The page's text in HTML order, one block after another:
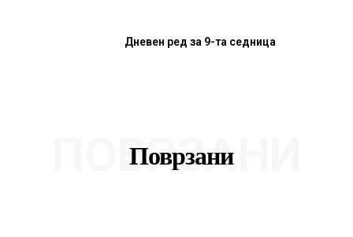
Дневен ред за 9-та седница
Поврзани
ПОВРЗАНИ